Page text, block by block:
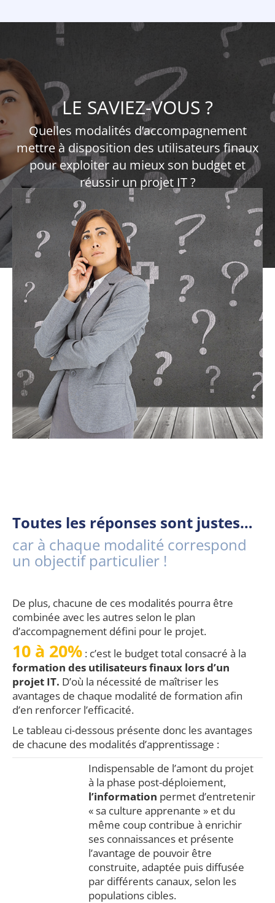
LE SAVIEZ-VOUS ?
Quelles modalités d’accompagnement
mettre à disposition des utilisateurs finaux
pour exploiter au mieux son budget et
réussir un projet IT ?
Toutes les réponses sont justes…
car à chaque modalité correspond
un objectif particulier !
De plus, chacune de ces modalités pourra être
combinée avec les autres selon le plan
d’accompagnement défini pour le projet.
10 à 20% : c’est le budget total consacré à la
formation des utilisateurs finaux lors d’un
projet IT. D’où la nécessité de maîtriser les
avantages de chaque modalité de formation afin
d’en renforcer l’efficacité.
Le tableau ci-dessous présente donc les avantages
de chacune des modalités d’apprentissage :
Indispensable de l’amont du projet
à la phase post-déploiement,
l’information permet d’entretenir
« sa culture apprenante » et du
même coup contribue à enrichir
ses connaissances et présente
l’avantage de pouvoir être
construite, adaptée puis diffusée
par différents canaux, selon les
populations cibles.